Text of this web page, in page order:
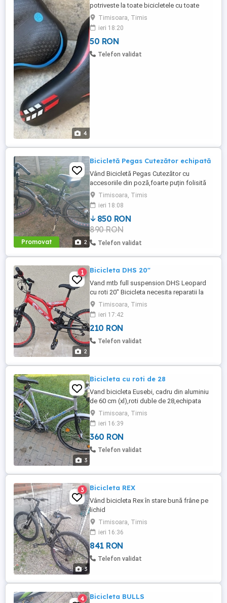
4
potriveste la toate bicicletele cu toate
prinderile produs nou ultimu pret 50 lei
bucata predare in Timisoara,zona
Dambovita str Dreptatea nr 61.
Timisoara, Timis
ieri 18:20
50 RON
Telefon validat
Promovat 2
Bicicletă Pegas Cutezător echipată
Vând Bicicletă Pegas Cutezător cu
accesoriile din poză,foarte puțin folisită
cauciucuri aproape noi
Timisoara, Timis
ieri 18:08
850 RON
890 RON
Telefon validat
2
1 Bicicleta DHS 20"
Vand mtb full suspension DHS Leopard
cu roti 20" Bicicleta necesita reparatii la
frane si schimbatoare, trebuie schimbate
sau gresate cablurile Doar predare
personala, nu trimit pe curier.
Timisoara, Timis
ieri 17:42
210 RON
Telefon validat
3
Bicicleta cu roti de 28
Vand bicicleta Eusebi, cadru din aluminiu
de 60 cm (xl),roti duble de 28,echipata
Shimano,cum este in poze,merge fara
probleme.
Timisoara, Timis
ieri 16:39
360 RON
Telefon validat
3
3 Bicicleta REX
Vând bicicleta Rex în stare bună frâne pe
lichid
Timisoara, Timis
ieri 16:36
841 RON
Telefon validat
4 Bicicleta BULLS